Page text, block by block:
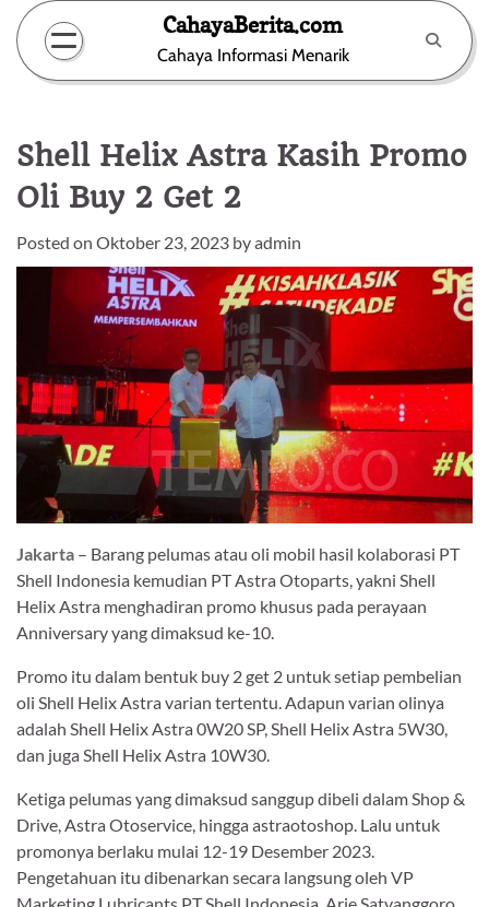
Skip
content
CahayaBerita.com
Cahaya Informasi Menarik
Shell Helix Astra Kasih Promo
Oli Buy 2 Get 2
Posted on Oktober 23, 2023 byadmin
Jakarta – Barang pelumas atau oli mobil hasil kolaborasi PT
Shell Indonesia kemudian PT Astra Otoparts, yakni Shell
Helix Astra menghadiran promo khusus pada perayaan
Anniversary yang dimaksud ke-10.
Promo itu dalam bentuk buy 2 get 2 untuk setiap pembelian
oli Shell Helix Astra varian tertentu. Adapun varian olinya
adalah Shell Helix Astra 0W20 SP, Shell Helix Astra 5W30,
dan juga Shell Helix Astra 10W30.
Ketiga pelumas yang dimaksud sanggup dibeli dalam Shop &
Drive, Astra Otoservice, hingga astraotoshop. Lalu untuk
promonya berlaku mulai 12-19 Desember 2023.
Pengetahuan itu dibenarkan secara langsung oleh VP